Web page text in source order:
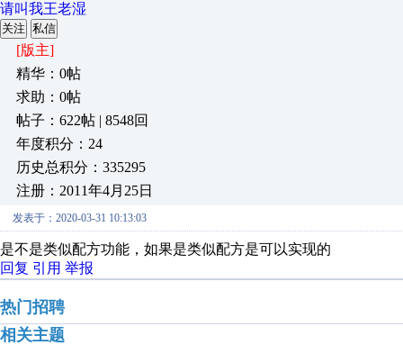
请叫我王老湿
关注 私信
[版主]
精华：0帖
求助：0帖
帖子：622帖 | 8548回
年度积分：24
历史总积分：335295
注册：2011年4月25日
发表于：2020-03-31 10:13:03
是不是类似配方功能，如果是类似配方是可以实现的
回复 引用 举报
热门招聘
相关主题